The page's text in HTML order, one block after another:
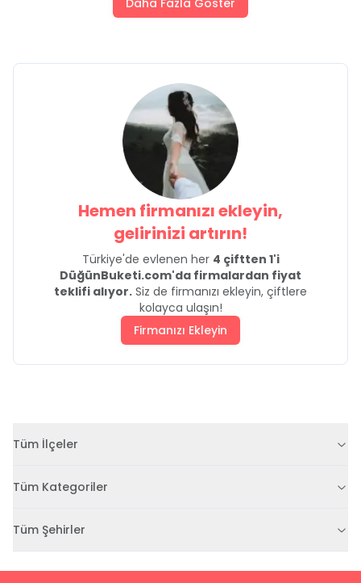
Hemen firmanızı ekleyin,
gelirinizi artırın!
Türkiye'de evlenen her 4 çiftten 1'i
DüğünBuketi.com'da firmalardan fiyat
teklifi alıyor. Siz de firmanızı ekleyin, çiftlere
kolayca ulaşın!
Firmanızı Ekleyin
Tüm İlçeler
Tüm Kategoriler
Tüm Şehirler